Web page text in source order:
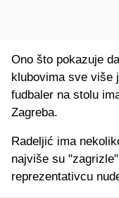
Ono što pokazuje
klubovima sve više
fudbaler na stolu
Zagreba.
Radeljić ima
najviše su
reprezentativcu